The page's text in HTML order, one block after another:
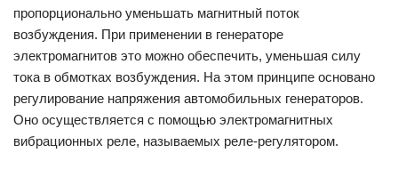
пропорционально уменьшать магнитный поток
возбуждения. При применении в генераторе
электромагнитов это можно обеспечить, уменьшая силу
тока в обмотках возбуждения. На этом принципе основано
регулирование напряжения автомобильных генераторов.
Оно осуществляется с помощью электромагнитных
вибрационных реле, называемых реле-регулятором.